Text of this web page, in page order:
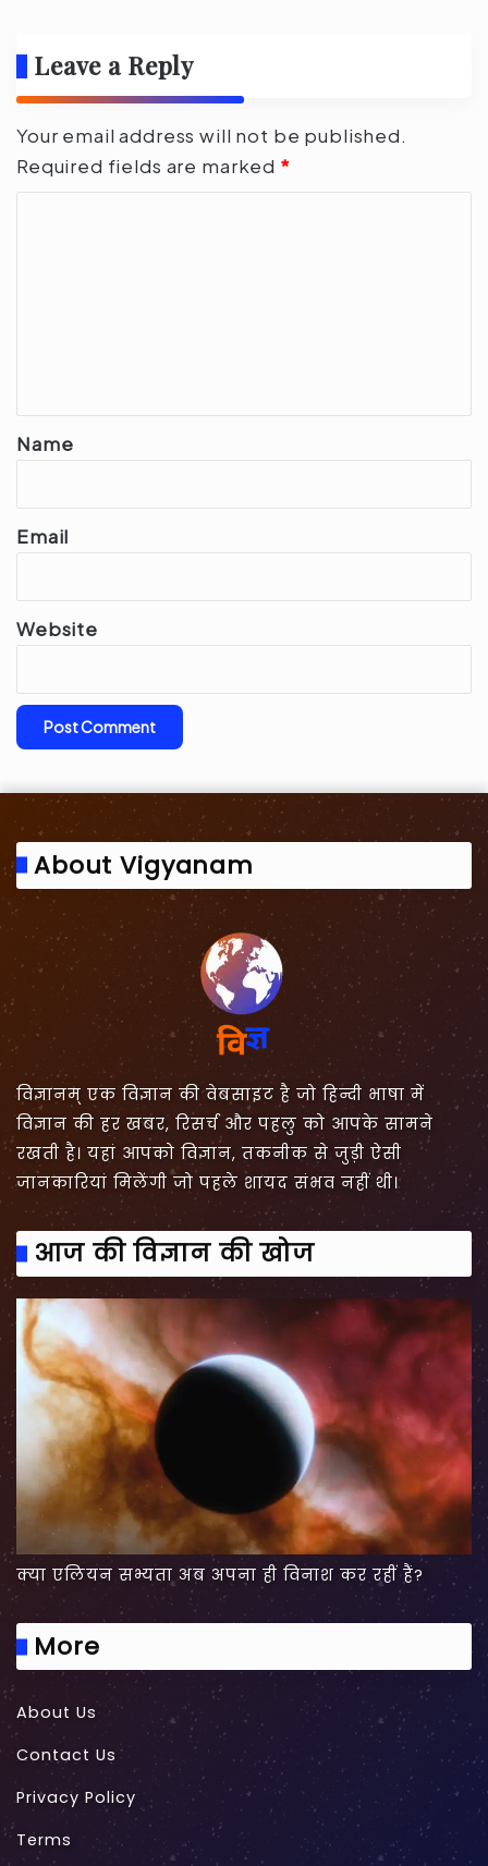
Leave a Reply
Your email address will not be published.
Required fields are marked *
*
Name
Email
Website
About Vigyanam
विज्ञानम् एक विज्ञान की वेबसाइट है जो हिन्दी भाषा में
विज्ञान की हर खबर, रिसर्च और पहलु को आपके सामने
रखती है। यहां आपको विज्ञान, तकनीक से जुड़ी ऐसी
जानकारियां मिलेंगी जो पहले शायद संभव नहीं थी।
आज की विज्ञान की खोज
क्या एलियन सभ्यता अब अपना ही विनाश कर रहीं हैं?
More
About Us
Contact Us
Privacy Policy
Terms